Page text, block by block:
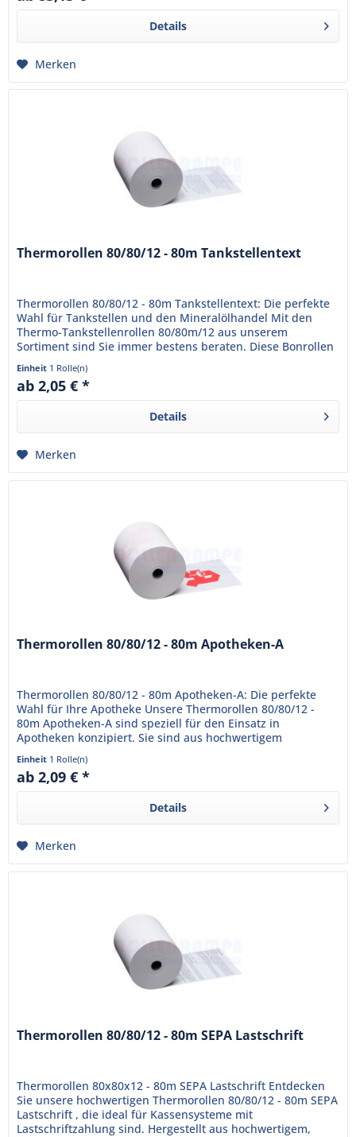
Details
Merken
Thermorollen 80/80/12 - 80m Tankstellentext
Thermorollen 80/80/12 - 80m Tankstellentext: Die perfekte
Wahl für Tankstellen und den Mineralölhandel Mit den
Thermo-Tankstellenrollen 80/80m/12 aus unserem
Sortiment sind Sie immer bestens beraten. Diese Bonrollen
sind bereits mit...
Einheit 1 Rolle(n)
ab 2,05 € *
Details
Merken
Thermorollen 80/80/12 - 80m Apotheken-A
Thermorollen 80/80/12 - 80m Apotheken-A: Die perfekte
Wahl für Ihre Apotheke Unsere Thermorollen 80/80/12 -
80m Apotheken-A sind speziell für den Einsatz in
Apotheken konzipiert. Sie sind aus hochwertigem
Thermopapier gefertigt und...
Einheit 1 Rolle(n)
ab 2,09 € *
Details
Merken
Thermorollen 80/80/12 - 80m SEPA Lastschrift
Thermorollen 80x80x12 - 80m SEPA Lastschrift Entdecken
Sie unsere hochwertigen Thermorollen 80/80/12 - 80m SEPA
Lastschrift , die ideal für Kassensysteme mit
Lastschriftzahlung sind. Hergestellt aus hochwertigem,